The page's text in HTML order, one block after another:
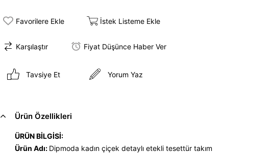
Favorilere Ekle İstek Listeme Ekle
Karşılaştır Fiyat Düşünce Haber Ver
Tavsiye Et Yorum Yaz
Ürün Özellikleri
ÜRÜN BİLGİSİ:
Ürün Adı: Dipmoda kadın çiçek detaylı etekli tesettür takım